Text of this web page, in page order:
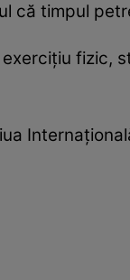
că timpul
fizic,